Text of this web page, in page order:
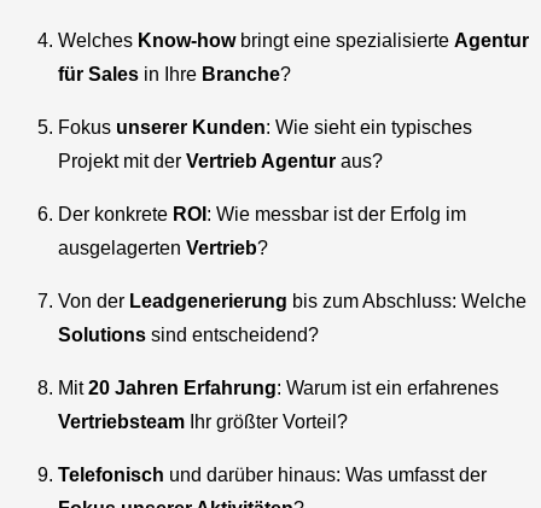
Welches Know-howbringt eine spezialisierte Agentur
für Sales in Ihre Branche?
Fokus unserer Kunden: Wie sieht ein typisches
Projekt mit der Vertrieb Agentur aus?
Der konkrete ROI : Wie messbar ist der Erfolg im
ausgelagerten Vertrieb?
Von der Leadgenerierung bis zum Abschluss: Welche
Solutions sind entscheidend?
Mit20 Jahren Erfahrung: Warum ist ein erfahrenes
Vertriebsteam Ihr größter Vorteil?
Telefonisch und darüber hinaus: Was umfasst der